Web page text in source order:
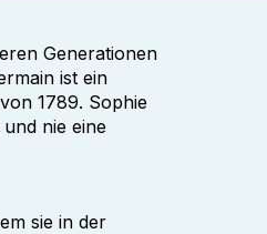
Generationen
ist ein
1789. Sophie
nie eine
sie in der